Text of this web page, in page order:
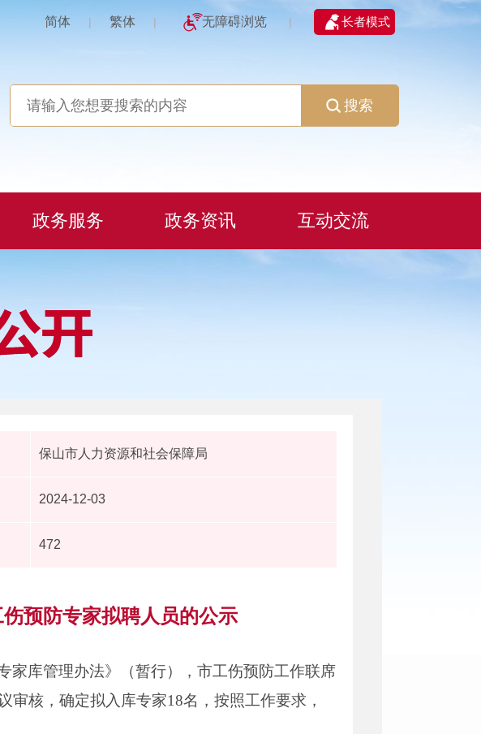
简体 | 繁体 | 无障碍浏览 | 长者模式
搜索
政务服务 政务资讯 互动交流
保山市人力资源和社会保障局
2024-12-03
472
预防专家拟聘人员的公示
家库管理办法》（暂行），市工伤预防工作联席
核，确定拟入库专家18名，按照工作要求，